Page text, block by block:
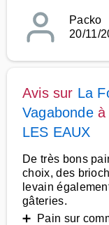
Packo
20/11/
Avis sur La
Vagabondeà
LES EAUX
De très bons
choix, des
levain
gâteries.
➕ Pain sur